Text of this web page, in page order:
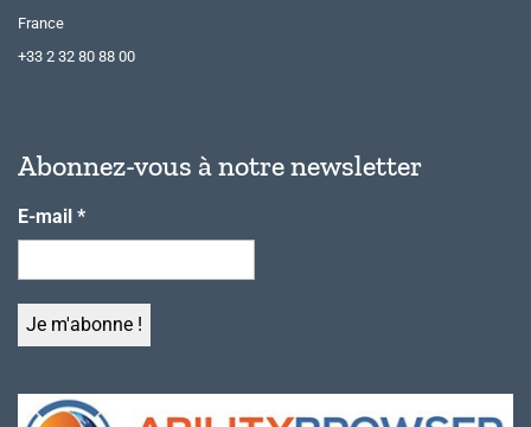
France
+33 2 32 80 88 00
Abonnez-vous à notre newsletter
E-mail *